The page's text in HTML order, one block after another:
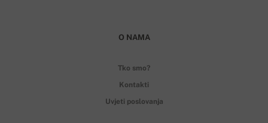
O NAMA
Tko smo?
Kontakti
Uvjeti poslovanja